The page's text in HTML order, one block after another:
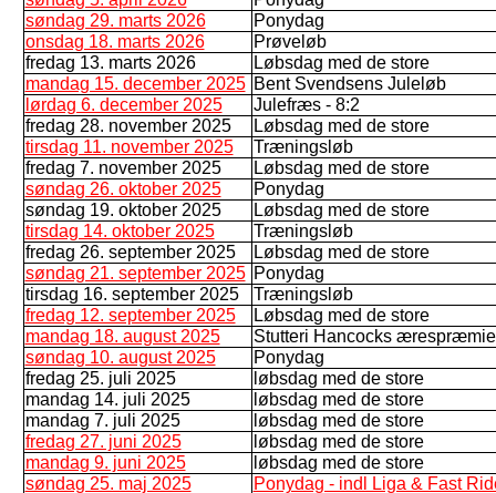
søndag 29. marts 2026
Ponydag
onsdag 18. marts 2026
Prøveløb
fredag 13. marts 2026
Løbsdag med de store
mandag 15. december 2025 Bent Svendsens Juleløb
lørdag 6. december 2025
Julefræs - 8:2
fredag 28. november 2025
Løbsdag med de store
tirsdag 11. november 2025
Træningsløb
fredag 7. november 2025
Løbsdag med de store
søndag 26. oktober 2025
Ponydag
søndag 19. oktober 2025
Løbsdag med de store
tirsdag 14. oktober 2025
Træningsløb
fredag 26. september 2025
Løbsdag med de store
søndag 21. september 2025 Ponydag
tirsdag 16. september 2025
Træningsløb
fredag 12. september 2025
Løbsdag med de store
mandag 18. august 2025
Stutteri Hancocks
søndag 10. august 2025
Ponydag
fredag 25. juli 2025
løbsdag med de store
mandag 14. juli 2025
løbsdag med de store
mandag 7. juli 2025
løbsdag med de store
fredag 27. juni 2025
løbsdag med de store
mandag 9. juni 2025
løbsdag med de store
søndag 25. maj 2025
Ponydag - indl Liga & Fast